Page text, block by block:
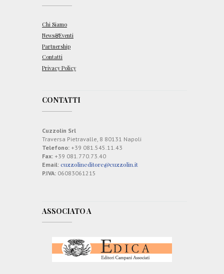
Chi Siamo
News&Eventi
Partnership
Contatti
Privacy Policy
CONTATTI
Cuzzolin Srl
Traversa Pietravalle, 8 80131 Napoli
Telefono: +39 081.545.11.43
Fax: +39 081.770.73.40
Email: cuzzolineditore@cuzzolin.it
P.IVA: 06083061215
ASSOCIATO A